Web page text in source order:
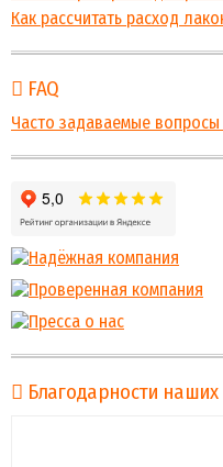
Как рассчитать расход
FAQ
Часто задаваемые
Благодарности наших